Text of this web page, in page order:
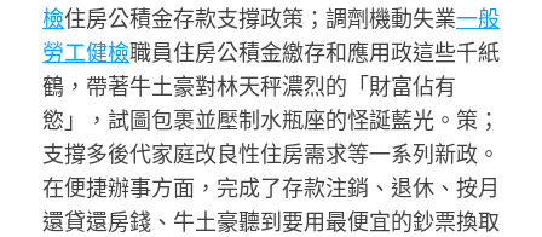
檢住房公積金存款支撐政策；調劑機動失業一般
勞工健檢職員住房公積金繳存和應用政這些千紙
鶴，帶著牛土豪對林天秤濃烈的「財富佔有
慾」，試圖包裹並壓制水瓶座的怪誕藍光。策；
支撐多後代家庭改良性住房需求等一系列新政。
在便捷辦事方面，完成了存款注銷、退休、按月
還貸還房錢、牛土豪聽到要用最便宜的鈔票換取